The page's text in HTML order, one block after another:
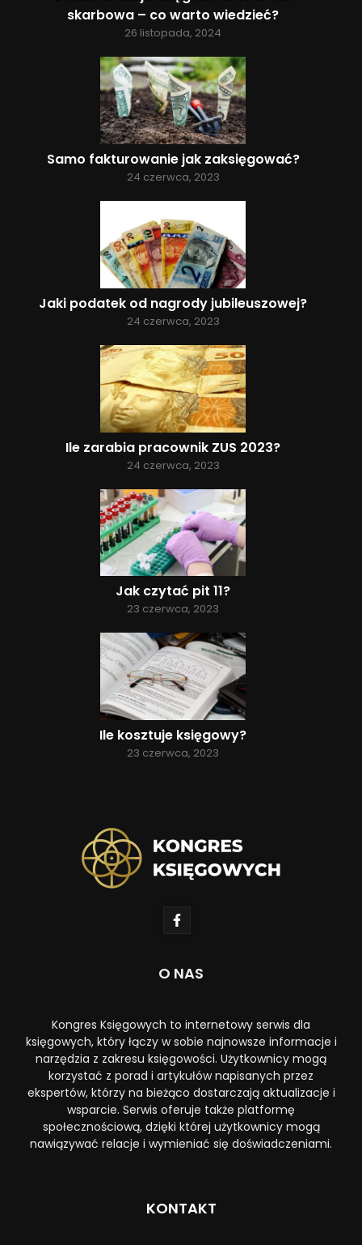
skarbowa – co warto wiedzieć?
26 listopada, 2024
Samo fakturowanie jak zaksięgować?
24 czerwca, 2023
Jaki podatek od nagrody jubileuszowej?
24 czerwca, 2023
Ile zarabia pracownik ZUS 2023?
24 czerwca, 2023
Jak czytać pit 11?
23 czerwca, 2023
Ile kosztuje księgowy?
23 czerwca, 2023
O NAS
Kongres Księgowych to internetowy serwis dla
księgowych, który łączy w sobie najnowsze informacje i
narzędzia z zakresu księgowości. Użytkownicy mogą
korzystać z porad i artykułów napisanych przez
ekspertów, którzy na bieżąco dostarczają aktualizacje i
wsparcie. Serwis oferuje także platformę
społecznościową, dzięki której użytkownicy mogą
nawiązywać relacje i wymieniać się doświadczeniami.
KONTAKT